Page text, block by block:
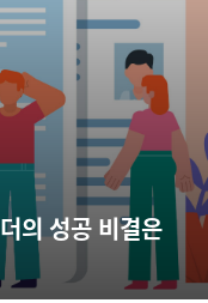
의 성공 비결은